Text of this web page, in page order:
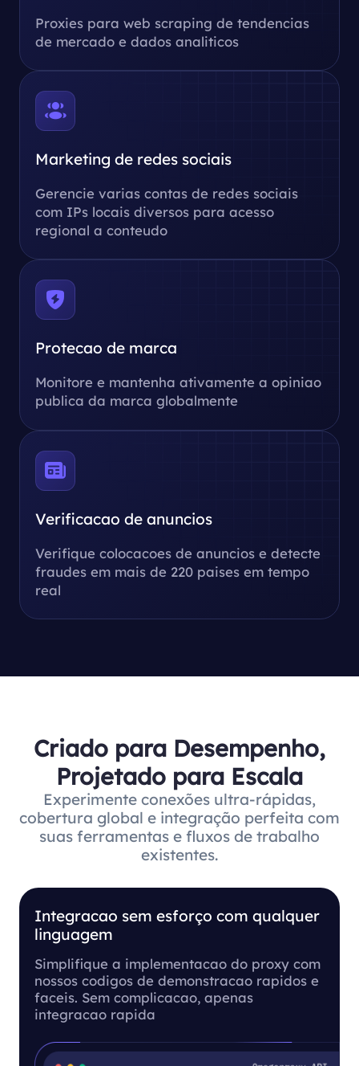
Proxies para web scraping de tendencias
de mercado e dados analiticos
Marketing de redes sociais
Gerencie varias contas de redes sociais
com IPs locais diversos para acesso
regional a conteudo
Protecao de marca
Monitore e mantenha ativamente a opiniao
publica da marca globalmente
Verificacao de anuncios
Verifique colocacoes de anuncios e detecte
fraudes em mais de 220 paises em tempo
real
Criado para Desempenho,
Projetado para Escala
Experimente conexões ultra-rápidas,
cobertura global e integração perfeita com
suas ferramentas e fluxos de trabalho
existentes.
Integracao sem esforço com qualquer
linguagem
Simplifique a implementacao do proxy com
nossos codigos de demonstracao rapidos e
faceis. Sem complicacao, apenas
integracao rapida